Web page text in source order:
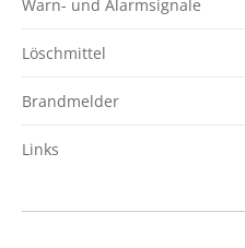
Warn- und Alarmsignale
Löschmittel
Brandmelder
Links